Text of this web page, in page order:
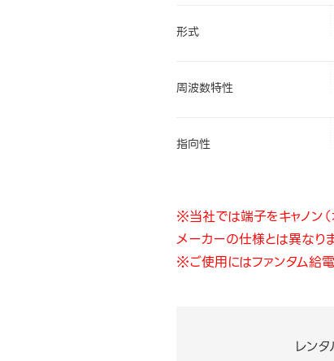
形式
周波数特性
指向性
※当社では端子をキャノン（
メーカーの仕様とは異なり
※ご使用にはファンタム給
レン